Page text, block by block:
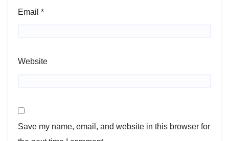
Email *
Website
Save my name, email, and website in this browser for